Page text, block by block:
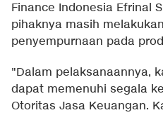
Finance Indonesia Efrinal
pihaknya masih
penyempurnaan pada
"Dalam pelaksanaannya,
dapat memenuhi segala
Otoritas Jasa Keuangan.